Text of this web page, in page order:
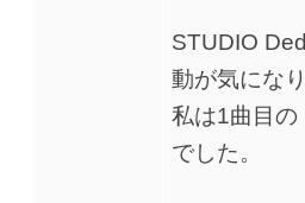
STUDIO
動が気にな
私は1曲目の
でした。